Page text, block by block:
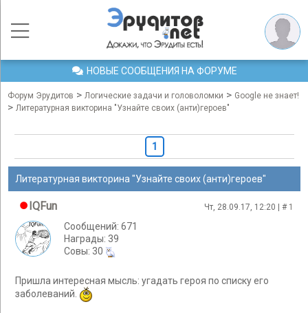
НОВЫЕ СООБЩЕНИЯ НА ФОРУМЕ
Форум Эрудитов > Логические задачи и головоломки > Google не знает!
> Литературная викторина "Узнайте своих (анти)героев"
1
Литературная викторина "Узнайте своих (анти)героев"
IQFun Чт, 28.09.17, 12:20 | # 1
Сообщений: 671
Награды: 39
Cовы: 30
Пришла интересная мысль: угадать героя по списку его
заболеваний.